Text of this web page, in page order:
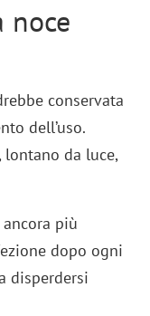
noce
conservata
dell’uso.
, lontano da luce,
più
dopo ogni
disperdersi